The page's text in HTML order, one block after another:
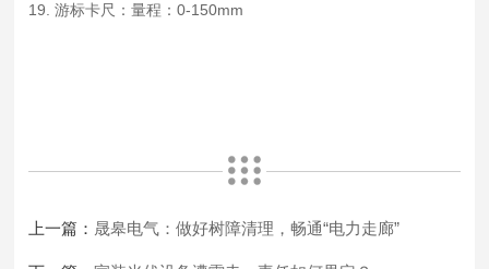
19. 游标卡尺：量程：0-150mm
上一篇： 晟皋电气：做好树障清理，畅通“电力走廊”